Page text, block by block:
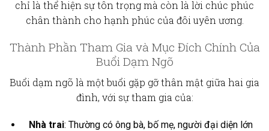
chỉ là thể hiện sự tôn trọng mà còn là lời chúc phúc
chân thành cho hạnh phúc của đôi uyên ương.
Thành Phần Tham Gia và Mục Đích Chính Của
Buổi Dạm Ngõ
Buổi dạm ngõ là một buổi gặp gỡ thân mật giữa hai gia
đình, với sự tham gia của:
Nhà trai: Thường có ông bà, bố mẹ, người đại diện lớn